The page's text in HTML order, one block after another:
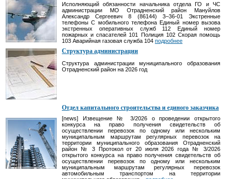
Исполняющий обязанности начальника отдела ГО и ЧС
администрации МО Отрадненский район Мануйлов
Александр Сергеевич 8 (86144) 3–36-01 Экстренные
телефоны С мобильного телефона Единый номер вызова
экстренных оперативных служб 112 Единый номер
пожарных и спасателей 101 Полиция 102 Скорая помощь
103 Аварийная газовая служба 104 подробнее
Структура администрации
Структура администрации муниципального образования
Отрадненский район на 2026 год
Отдел капитального строительства и единого заказчика
[news] Извещение № 3/2026 о проведении открытого
конкурса на право получения свидетельств об
осуществлении перевозок по одному или нескольким
муниципальным маршрутам регулярных перевозок на
территории муниципального образования Отрадненский
район № 3 Протокол от 20 июля 2026 года № 3/2026
открытого конкурса на право получения свидетельств об
осуществлении перевозок по одному или нескольким
муниципальным маршрутам регулярных перевозок
автомобильным транспортом на территории